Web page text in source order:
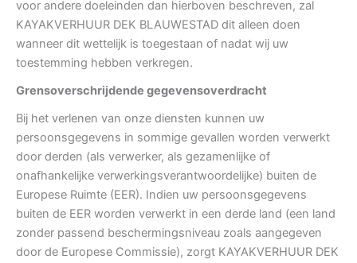
voor andere doeleinden dan hierboven beschreven, zal
KAYAKVERHUUR DEK BLAUWESTAD dit alleen doen
wanneer dit wettelijk is toegestaan of nadat wij uw
toestemming hebben verkregen.
Grensoverschrijdende gegevensoverdracht
Bij het verlenen van onze diensten kunnen uw
persoonsgegevens in sommige gevallen worden verwerkt
door derden (als verwerker, als gezamenlijke of
onafhankelijke verwerkingsverantwoordelijke) buiten de
Europese Ruimte (EER). Indien uw persoonsgegevens
buiten de EER worden verwerkt in een derde land (een land
zonder passend beschermingsniveau zoals aangegeven
door de Europese Commissie), zorgt KAYAKVERHUUR DEK